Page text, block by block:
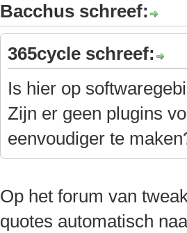
Bacchus schreef:
365cycle schreef:
Is hier op
Zijn er geen plugins
eenvoudiger te
Op het forum van
quotes automatisch